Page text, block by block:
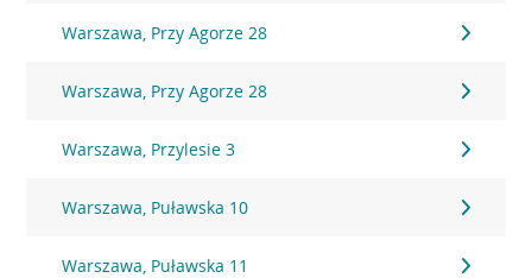
Warszawa, Przy Agorze 28
Warszawa, Przy Agorze 28
Warszawa, Przylesie 3
Warszawa, Puławska 10
Warszawa, Puławska 11